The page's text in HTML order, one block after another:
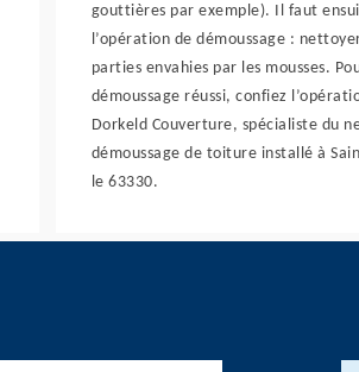
gouttières par exemple). Il faut
l’opération de démoussage :
parties envahies par les mousses.
démoussage réussi, confiez
Dorkeld Couverture, spécialiste du
démoussage de toiture installé à
le 63330.